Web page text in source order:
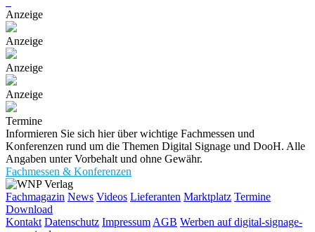
Anzeige
Anzeige
Anzeige
Anzeige
Termine
Informieren Sie sich hier über wichtige Fachmessen und
Konferenzen rund um die Themen Digital Signage und DooH. Alle
Angaben unter Vorbehalt und ohne Gewähr.
Fachmessen & Konferenzen
Fachmagazin News Videos Lieferanten Marktplatz Termine
Download
Kontakt Datenschutz ImpressumAGB Werben auf digital-signage-